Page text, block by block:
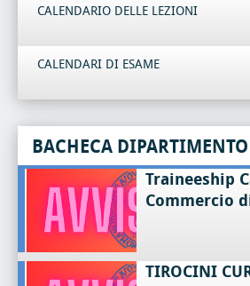
CALENDARIO DELLE LEZIONI
CALENDARI DI ESAME
BACHECA DIPARTIMENTO
Traineeship
Commercio
TIROCINI